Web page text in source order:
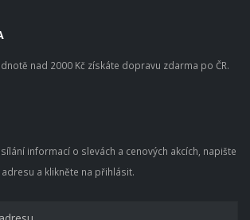
nad 2000 Kč získáte dopravu zdarma po ČR.
informací o slevách a cenových akcích, napište
a klikněte na přihlásit.